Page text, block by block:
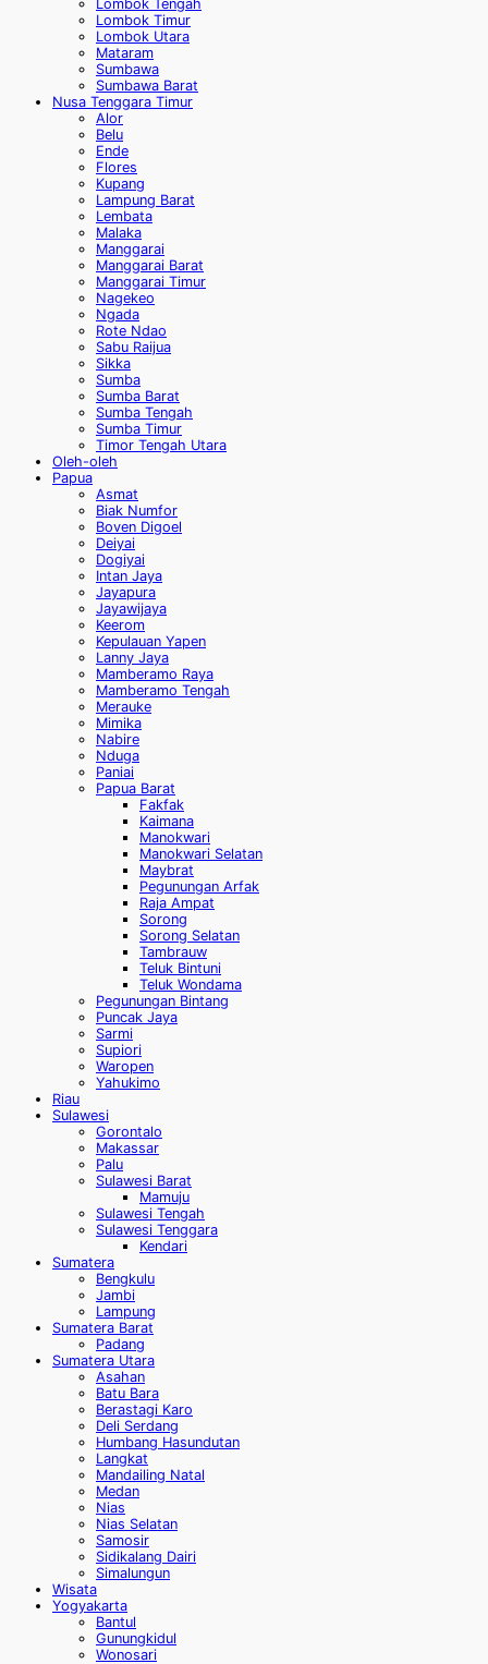
Lombok Tengah
Lombok Timur
Lombok Utara
Mataram
Sumbawa
Sumbawa Barat
Nusa Tenggara Timur
Alor
Belu
Ende
Flores
Kupang
Lampung Barat
Lembata
Malaka
Manggarai
Manggarai Barat
Manggarai Timur
Nagekeo
Ngada
Rote Ndao
Sabu Raijua
Sikka
Sumba
Sumba Barat
Sumba Tengah
Sumba Timur
Timor Tengah Utara
Oleh-oleh
Papua
Asmat
Biak Numfor
Boven Digoel
Deiyai
Dogiyai
Intan Jaya
Jayapura
Jayawijaya
Keerom
Kepulauan Yapen
Lanny Jaya
Mamberamo Raya
Mamberamo Tengah
Merauke
Mimika
Nabire
Nduga
Paniai
Papua Barat
Fakfak
Kaimana
Manokwari
Manokwari Selatan
Maybrat
Pegunungan Arfak
Raja Ampat
Sorong
Sorong Selatan
Tambrauw
Teluk Bintuni
Teluk Wondama
Pegunungan Bintang
Puncak Jaya
Sarmi
Supiori
Waropen
Yahukimo
Riau
Sulawesi
Gorontalo
Makassar
Palu
Sulawesi Barat
Mamuju
Sulawesi Tengah
Sulawesi Tenggara
Kendari
Sumatera
Bengkulu
Jambi
Lampung
Sumatera Barat
Padang
Sumatera Utara
Asahan
Batu Bara
Berastagi Karo
Deli Serdang
Humbang Hasundutan
Langkat
Mandailing Natal
Medan
Nias
Nias Selatan
Samosir
Sidikalang Dairi
Simalungun
Wisata
Yogyakarta
Bantul
Gunungkidul
Wonosari